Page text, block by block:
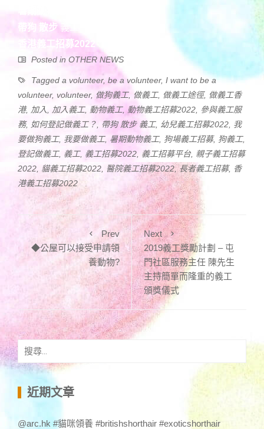
帶狗 散步 義工
香港義工招募2022
Posted in OTHER NEWS
Tagged a volunteer, be a volunteer, I want to be a
volunteer, volunteer, 做狗義工, 做義工, 做義工途徑, 做義工香
港, 加入 加入義工, 動物義工, 動物義工招募2022
參與義工服
務, 如何登記做義工？ 帶狗 散步 義工, 幼兒義工招募2022 我
要做狗義工, 我要做義工, 暑期動物義工, 狗場義工招募, 狗義工,
登記做義工, 義工, 義工招募2022 義工招募平台, 親子義工招募
2022 貓義工招募2022 醫院義工招募2022, 長者義工招募, 香
港義工招募2022
Prev
◆公屋可以接受申請領
養動物?
Next
2019義工獎勵計劃 – 屯
門社區服務主任 陳先生
主持簡單而隆重的義工
頒獎儀式
搜
尋
鍵 近期文章
@arc.hk #貓咪領養 #britishshorthair #exoticshorthair